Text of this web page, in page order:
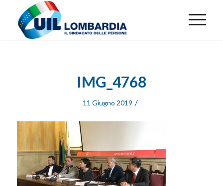
IMG_4768
11 Giugno 2019 /